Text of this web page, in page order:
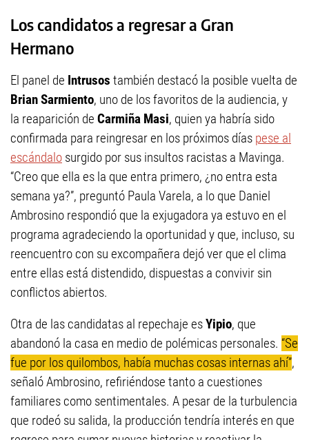
Los candidatos a regresar a Gran
Hermano
El panel de Intrusos también destacó la posible vuelta de
Brian Sarmiento, uno de los favoritos de la audiencia, y
la reaparición de Carmiña Masi, quien ya habría sido
confirmada para reingresar en los próximos días pese al
escándalo surgido por sus insultos racistas a Mavinga.
“Creo que ella es la que entra primero, ¿no entra esta
semana ya?”, preguntó Paula Varela, a lo que Daniel
Ambrosino respondió que la exjugadora ya estuvo en el
programa agradeciendo la oportunidad y que, incluso, su
reencuentro con su excompañera dejó ver que el clima
entre ellas está distendido, dispuestas a convivir sin
conflictos abiertos.
Otra de las candidatas al repechaje esYipio, que
abandonó la casa en medio de polémicas personales. “Se
fue por los quilombos, había muchas cosas internas ahí”,
señaló Ambrosino, refiriéndose tanto a cuestiones
familiares como sentimentales. A pesar de la turbulencia
que rodeó su salida, la producción tendría interés en que